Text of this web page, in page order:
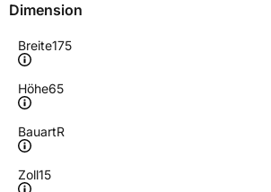
Dimension
Breite175
Höhe65
BauartR
Zoll15